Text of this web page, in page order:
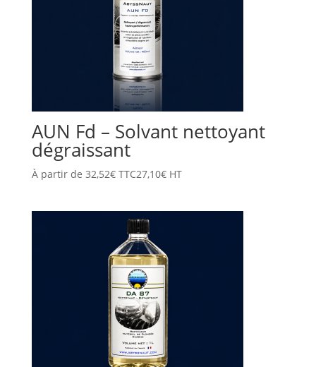
AUN Fd – Solvant nettoyant
dégraissant
À partir de 32,52€TTC27,10€HT